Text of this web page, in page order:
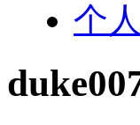
个